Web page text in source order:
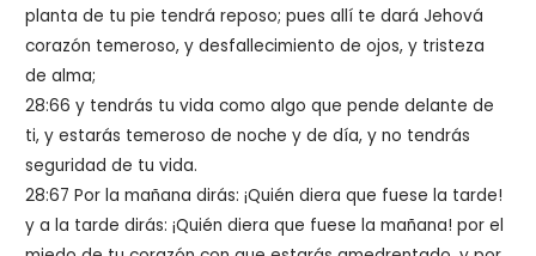
planta de tu pie tendrá reposo; pues allí te dará Jehová
corazón temeroso, y desfallecimiento de ojos, y tristeza
de alma;
28:66 y tendrás tu vida como algo que pende delante de
ti, y estarás temeroso de noche y de día, y no tendrás
seguridad de tu vida.
28:67 Por la mañana dirás: ¡Quién diera que fuese la tarde!
y a la tarde dirás: ¡Quién diera que fuese la mañana! por el